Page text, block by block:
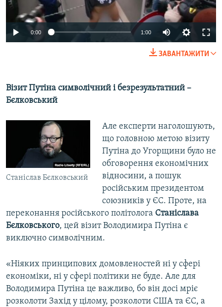
0:00 1:00
ЗАВАНТАЖИТИ
Візит Путіна символічний і безрезультатний –
Бєлковський
Станіслав Бєлковський
Але експерти наголошують,
що головною метою візиту
Путіна до Угорщини було не
обговорення економічних
відносини, а пошук
російським президентом
союзників у ЄС. Проте, на
переконання російського політолога Станіслава
Бєлковського, цей візит Володимира Путіна є
виключно символічним.
«Ніяких принципових домовленостей ні у сфері
економіки, ні у сфері політики не буде. Але для
Володимира Путіна це важливо, бо він досі мріє
розколоти Захід у цілому, розколоти США та ЄС, а